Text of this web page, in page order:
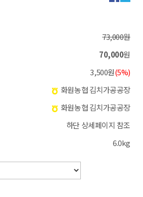
73,000원
70,000원
3,500원(5%)
화원농협 김치가공공장
화원농협 김치가공공장
하단 상세페이지 참조
6.0kg